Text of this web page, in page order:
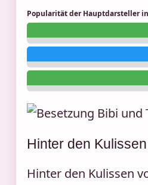
Popularität der Hauptdarsteller
Hinter den Kulissen
Hinter den Kulissen